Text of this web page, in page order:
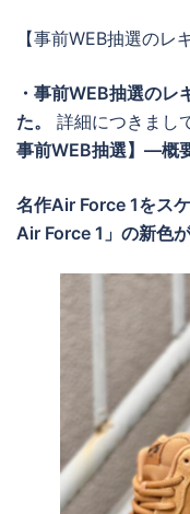
【事前WEB抽選のレ
・事前WEB抽選のレ
た。
詳細につきまし
事前WEB抽選】―概
名作Air Force 1をス
Air Force 1」の新色が